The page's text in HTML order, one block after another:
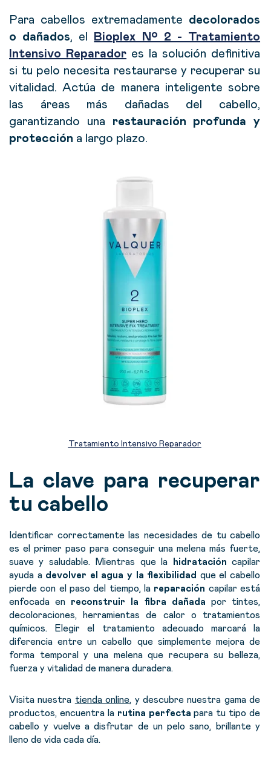
Para cabellos extremadamente decolorados
o dañados, el
Bioplex Nº 2 - Tratamiento
Intensivo Reparador es la solución definitiva
si tu pelo necesita restaurarse y recuperar su
vitalidad.Actúa de manera inteligente sobre
las áreas más dañadas del cabello,
garantizando una restauración profunda y
protección a largo plazo.
Tratamiento Intensivo Reparador
La clave para recuperar
tu cabello
Identificar correctamente las necesidades de tu cabello
es el primer paso para conseguir una melena más fuerte,
suave y saludable. Mientras que la
hidratación capilar
ayuda a devolver el agua y la flexibilidad que el cabello
pierde con el paso del tiempo, la reparación capilar está
enfocada en reconstruir la fibra dañada por tintes,
decoloraciones, herramientas de calor o tratamientos
químicos.
Elegir el tratamiento adecuado marcará la
diferencia entre un cabello que simplemente mejora de
forma temporal y una melena que recupera su belleza,
fuerza y vitalidad de manera duradera.
Visita nuestra tienda online, y descubrenuestra gama de
productos, encuentra la rutina perfecta para tu tipo de
cabello y vuelve a disfrutar de un pelo sano, brillante y
lleno de vida cada día.